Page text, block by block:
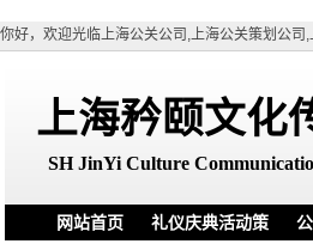
你好，欢迎光临上海公关公司,上海公关策划公
上海矜颐文化
SHJinYi Culture
网站首页
礼仪庆典活动策